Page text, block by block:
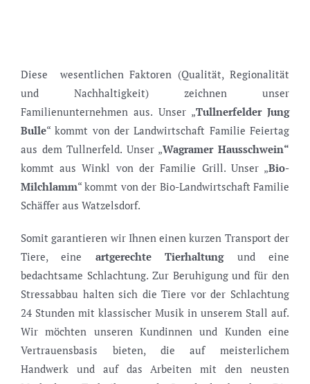
Diese wesentlichen Faktoren (Qualität, Regionalität
und Nachhaltigkeit) zeichnen unser
Familienunternehmen aus. Unser „Tullnerfelder Jung
Bulle“ kommt von der Landwirtschaft Familie Feiertag
aus dem Tullnerfeld. Unser „Wagramer Hausschwein“
kommt aus Winkl von der Familie Grill. Unser „Bio-
Milchlamm“ kommt von der Bio-Landwirtschaft Familie
Schäffer aus Watzelsdorf.
Somit garantieren wir Ihnen einen kurzen Transport der
Tiere, eine artgerechte Tierhaltungund eine
bedachtsame Schlachtung. Zur Beruhigung und für den
Stressabbau halten sich die Tiere vor der Schlachtung
24 Stunden mit klassischer Musik in unserem Stall auf.
Wir möchten unseren Kundinnen und Kunden eine
Vertrauensbasis bieten, die auf meisterlichem
Handwerk und auf das Arbeiten mit den neusten